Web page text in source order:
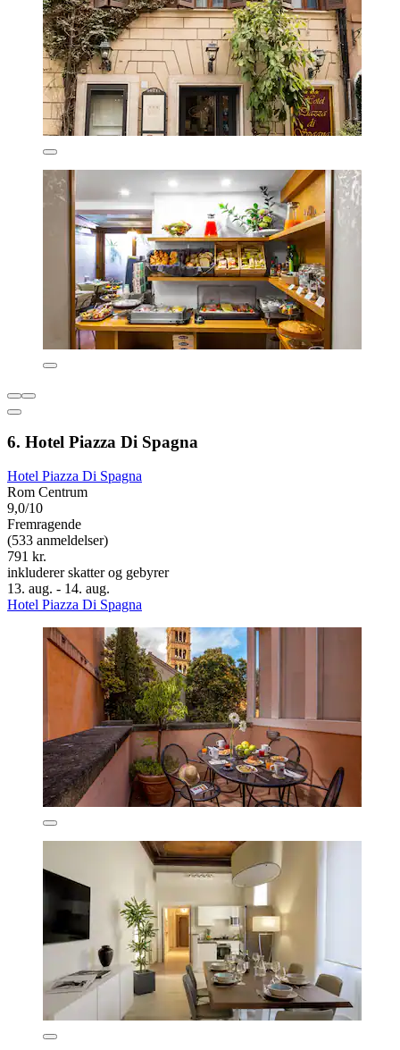
6. Hotel Piazza Di Spagna
Hotel Piazza Di Spagna
Rom Centrum
9,0/10
Fremragende
(533 anmeldelser)
791 kr.
inkluderer skatter og gebyrer
13. aug. - 14. aug.
Hotel Piazza Di Spagna